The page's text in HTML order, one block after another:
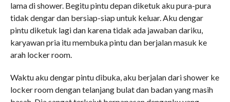
lama di shower. Begitu pintu depan diketuk aku pura-pura
tidak dengar dan bersiap-siap untuk keluar. Aku dengar
pintu diketuk lagi dan karena tidak ada jawaban dariku,
karyawan pria itu membuka pintu dan berjalan masuk ke
arah locker room.
Waktu aku dengar pintu dibuka, aku berjalan dari shower ke
locker room dengan telanjang bulat dan badan yang masih